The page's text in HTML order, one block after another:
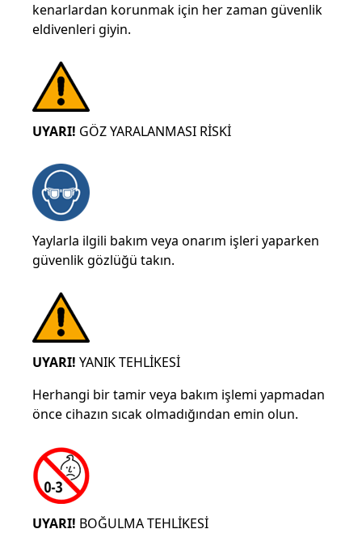
kenarlardan korunmak için her zaman güvenlik
eldivenleri giyin.
UYARI! GÖZ YARALANMASI RİSKİ
Yaylarla ilgili bakım veya onarım işleri yaparken
güvenlik gözlüğü takın.
UYARI! YANIK TEHLİKESİ
Herhangi bir tamir veya bakım işlemi yapmadan
önce cihazın sıcak olmadığından emin olun.
UYARI! BOĞULMA TEHLİKESİ